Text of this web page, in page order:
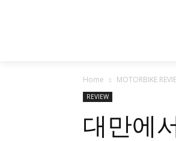
Home MOTORBIKE
REVIEW
대만에